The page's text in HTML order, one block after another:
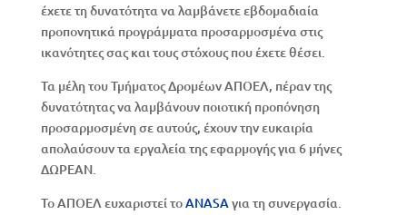
έχετε τη δυνατότητα να λαμβάνετε εβδομαδιαία
προπονητικά προγράμματα προσαρμοσμένα στις
ικανότητες σας και τους στόχους που έχετε θέσει.
Τα μέλη του Τμήματος Δρομέων ΑΠΟΕΛ, πέραν της
δυνατότητας να λαμβάνουν ποιοτική προπόνηση
προσαρμοσμένη σε αυτούς, έχουν την ευκαιρία
απολαύσουν τα εργαλεία της εφαρμογής για 6 μήνες
ΔΩΡΕΑΝ.
Το ΑΠΟΕΛ ευχαριστεί τοANASA για τη συνεργασία.